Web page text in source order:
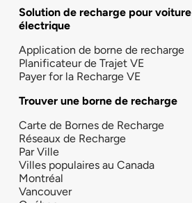
Solution de recharge pour voiture
électrique
Application de borne de recharge
Planificateur de Trajet VE
Payer for la Recharge VE
Trouver une borne de recharge
Carte de Bornes de Recharge
Réseaux de Recharge
Par Ville
Villes populaires au Canada
Montréal
Vancouver